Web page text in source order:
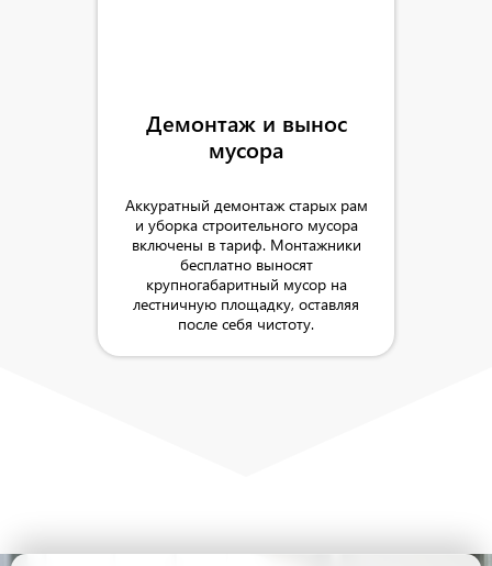
Демонтаж и вынос
мусора
Аккуратный демонтаж старых рам
и уборка строительного мусора
включены в тариф. Монтажники
бесплатно выносят
крупногабаритный мусор на
лестничную площадку, оставляя
после себя чистоту.